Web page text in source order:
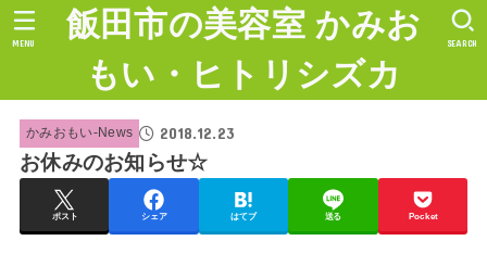
飯田市の美容室 かみお
もい・ヒトリシズカ
SEARCH
MENU
かみおもい-News 2018.12.23
お休みのお知らせ☆
ポスト シェア はてブ 送る Pocket